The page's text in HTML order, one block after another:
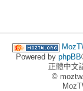
Powered by phpBB
正體中文
©